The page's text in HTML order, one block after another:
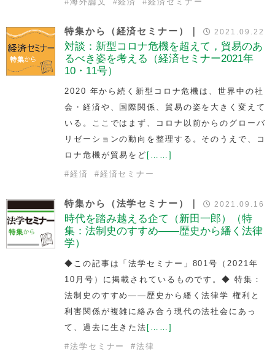
特集から（経済セミナー）｜ 2021.09.22
対談：新型コロナ危機を超えて，貿易のあ
るべき姿を考える（経済セミナー2021年
10・11号）
2020 年から続く新型コロナ危機は、世界中の社
会・経済や、国際関係、貿易の姿を大きく変えて
いる。ここではまず、コロナ以前からのグローバ
リゼーションの動向を整理する。そのうえで、コ
ロナ危機が貿易をど [……]
#経済 #経済セミナー
特集から（法学セミナー）｜ 2021.09.16
時代を踏み越える企て（新田一郎）（特
集：法制史のすすめ――歴史から繙く法律
学）
◆この記事は「法学セミナー」801号（2021年
10月号）に掲載されているものです。◆ 特集：
法制史のすすめ――歴史から繙く法律学 権利と
利害関係が複雑に絡み合う現代の法社会にあっ
て、過去に生きた法 [……]
#法学セミナー #法律